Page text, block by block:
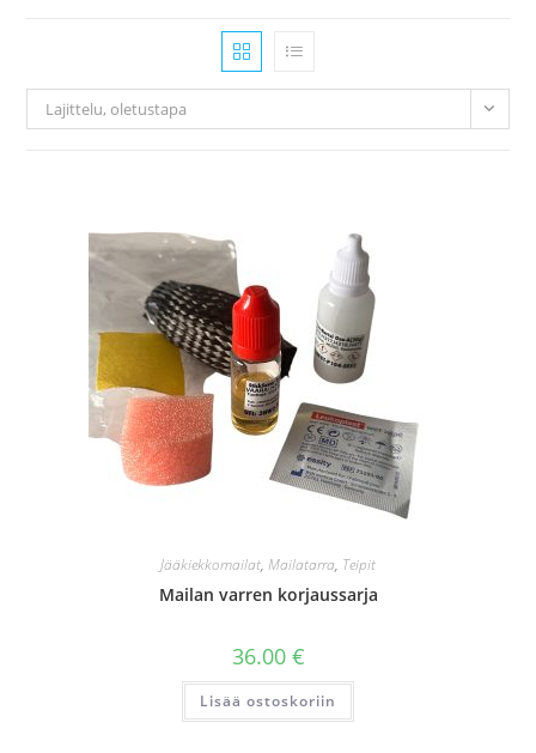
Lajittelu, oletustapa
Jääkiekkomailat, Mailatarra, Teipit
Mailan varren korjaussarja
36.00 €
Lisää ostoskoriin